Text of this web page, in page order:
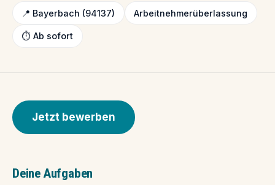
📍 Bayerbach (94137) Arbeitnehmerüberlassung
⏱️ Ab sofort
Jetzt bewerben
Deine Aufgaben